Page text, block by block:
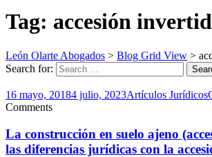
Tag: accesión
León Olarte Abogados > Blog Grid View >
Search for:
16 mayo, 20184 julio, 2023Artículos Jurídicos
Comments
La construcción en suelo ajeno
las diferencias jurídicas con la